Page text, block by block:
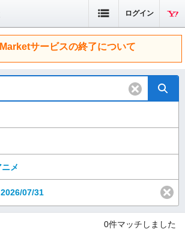
ログイン
サービスの終了について
メ
2026/07/31
0件マッチしました